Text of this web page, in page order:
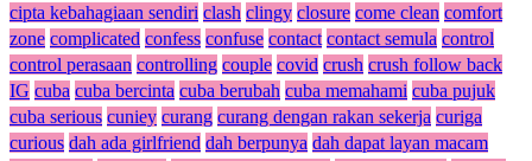
cipta kebahagiaan sendiri clash clingy closure come clean comfort
zone complicated confess confuse contact contact semula control
control perasaan controlling couple covid crush crush follow back
IG cuba cuba bercinta cuba berubah cuba memahami cuba pujuk
cuba serious cuniey curang curang dengan rakan sekerja curiga
curious dah ada girlfriend dah berpunya dah dapat layan macam